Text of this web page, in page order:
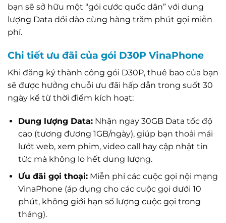
bạn sẽ sở hữu một “gói cước quốc dân” với dung
lượng Data dồi dào cùng hàng trăm phút gọi miễn
phí.
Chi tiết ưu đãi của gói D30P VinaPhone
Khi đăng ký thành công gói D30P, thuê bao của bạn
sẽ được hưởng chuỗi ưu đãi hấp dẫn trong suốt 30
ngày kể từ thời điểm kích hoạt:
Dung lượng Data:Nhận ngay 30GB Data tốc độ
cao (tương đương 1GB/ngày), giúp bạn thoải mái
lướt web, xem phim, video call hay cập nhật tin
tức mà không lo hết dung lượng.
Ưu đãi gọi thoại:Miễn phí các cuộc gọi nội mạng
VinaPhone (áp dụng cho các cuộc gọi dưới 10
phút, không giới hạn số lượng cuộc gọi trong
tháng).